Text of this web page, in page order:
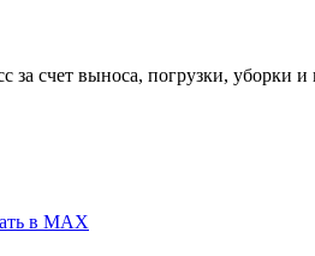
за счет выноса, погрузки,
в MAX